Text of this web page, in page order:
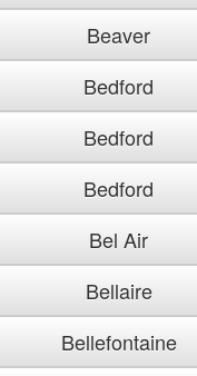
Beaver
Bedford
Bedford
Bedford
Bel Air
Bellaire
Bellefontaine